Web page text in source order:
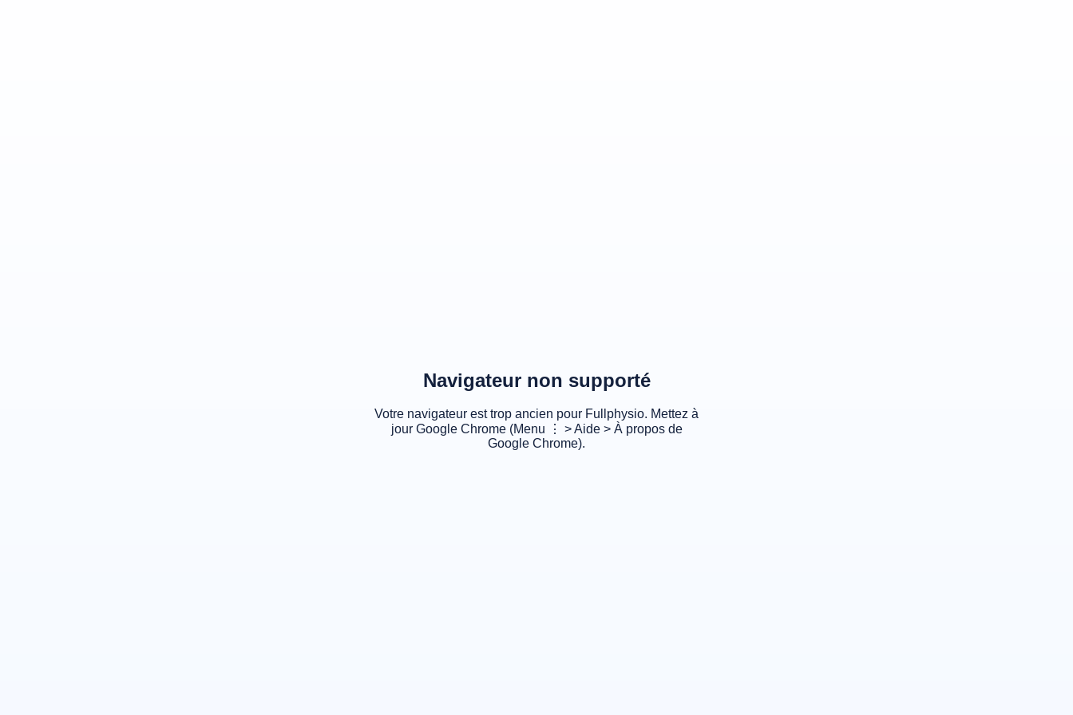
Navigateur non supporté
Votre navigateur est trop ancien pour Fullphysio. Mettez à
jour Google Chrome (Menu ⋮ > Aide > À propos de
Google Chrome).